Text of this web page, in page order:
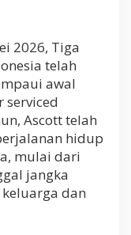
2026, Tiga
telah
awal
serviced
Ascott telah
hidup
mulai dari
jangka
dan